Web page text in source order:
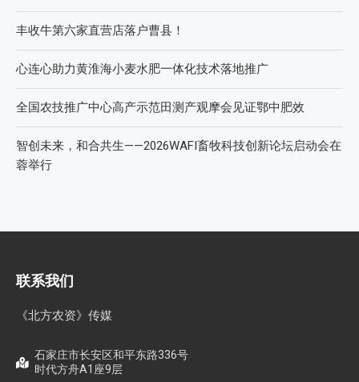
丰收牛第六家直营店落户曹县！
心连心助力黄淮海小麦水肥一体化技术落地推广
全国农技推广中心高产示范田测产观摩会见证鄂中肥效
智创未来，和合共生——2026WAFI畜牧科技创新论坛启动会在
蓉举行
联系我们
《北方农资》传媒
石家庄市长安区和平东路336号
时代方舟A1座9层